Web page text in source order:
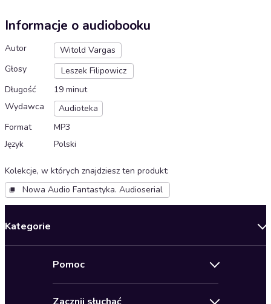
Informacje o audiobooku
Autor
Witold Vargas
Głosy
Leszek Filipowicz
Długość
19 minut
Wydawca
Audioteka
Format
MP3
Język
Polski
Kolekcje, w których znajdziesz ten produkt:
Nowa Audio Fantastyka. Audioserial
Kategorie
Pomoc